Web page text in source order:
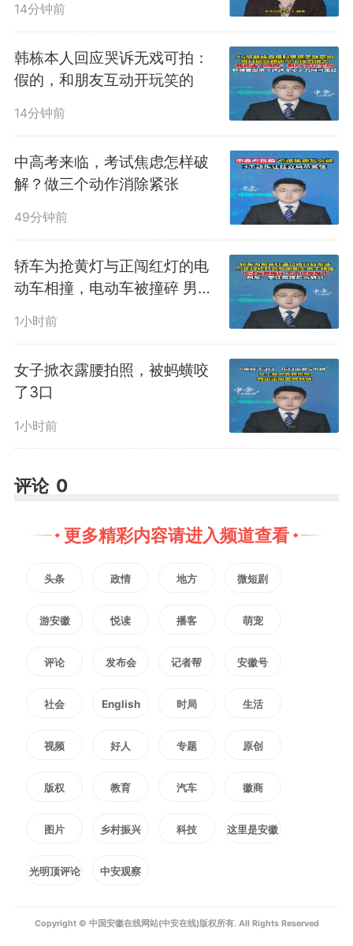
展思路，用越来越先进的方法，试
图压制这场持续了几千年的“人蚊
战争”。（杨杨）投稿邮箱：
3882124142@qq.com；更多视频
点击关注@中安在线
编辑：王梦微
3041 微信 QQ 朋友圈
14分钟前
韩栋本人回应哭诉无戏可拍：
假的，和朋友互动开玩笑的
14分钟前
中高考来临，考试焦虑怎样破
解？做三个动作消除紧张
49分钟前
轿车为抢黄灯与正闯红灯的电
动车相撞，电动车被撞碎 男子
1小时前
女子掀衣露腰拍照，被蚂蟥咬
了3口
1小时前
评论 0
更多精彩内容请进入频道查看
头条 政情 地方 微短剧
游安徽 悦读 播客 萌宠
评论 发布会 记者帮 安徽号
社会 English 时局 生活
视频 好人 专题 原创
版权 教育 汽车 徽商
图片 乡村振兴 科技 这里是安徽
光明顶评论 中安观察
Copyright © 中国安徽在线网站(中安在线)版权所有. All Rights Reserved